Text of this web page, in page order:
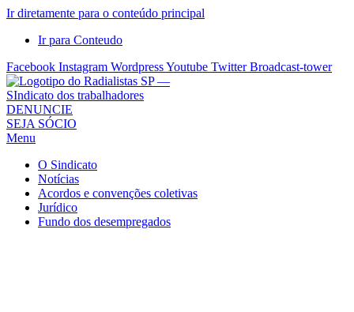
Ir diretamente para o conteúdo principal
Ir para Conteudo
Facebook Instagram WordpressYoutube Twitter Broadcast-tower
Sindicato
dos
Radialistas
São
Paulo
Sindicato
DENUNCIE
SEJA SÓCIO
Menu
O Sindicato
Notícias
Acordos e convenções coletivas
Jurídico
Fundo dos desempregados